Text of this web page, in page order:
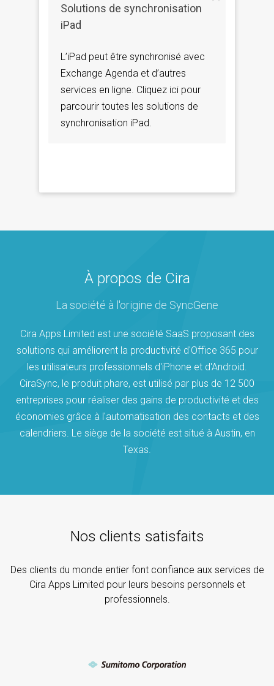
Solutions de synchronisation
iPad
L’iPad peut être synchronisé avec
Exchange Agenda et d’autres
services en ligne. Cliquez ici pour
parcourir toutes les solutions de
synchronisation iPad.
À propos de Cira
La société à l'origine de SyncGene
Cira Apps Limited est une société SaaS proposant des
solutions qui améliorent la productivité d'Office 365 pour
les utilisateurs professionnels d'iPhone et d'Android.
CiraSync, le produit phare, est utilisé par plus de 12 500
entreprises pour réaliser des gains de productivité et des
économies grâce à l'automatisation des contacts et des
calendriers. Le siège de la société est situé à Austin, en
Texas.
Nos clients satisfaits
Des clients du monde entier font confiance aux services de
Cira Apps Limited pour leurs besoins personnels et
professionnels.